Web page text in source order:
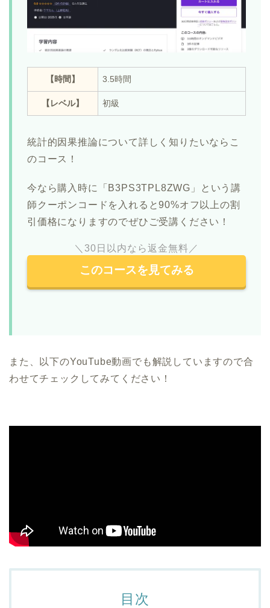
【時間】 3.5時間
【レベル】 初級
統計的因果推論について詳しく知りたいならこ
のコース！
今なら購入時に「B3PS3TPL8ZWG」という講
師クーポンコードを入れると90%オフ以上の割
引価格になりますのでぜひご受講ください！
＼30日以内なら返金無料／
このコースを見てみる
また、以下のYouTube動画でも解説していますので合
わせてチェックしてみてください！
目次